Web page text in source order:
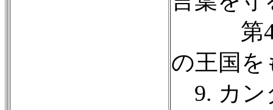
第4曲
の王国を
9. カン